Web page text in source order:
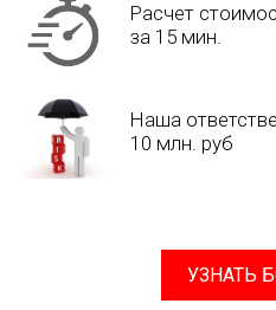
Расчет
за 15 мин.
Наша
10 млн. руб
УЗНАТЬ